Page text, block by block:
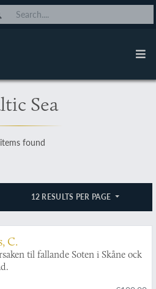
Sea
found
12 RESULTS PER PAGE
C.
til fallande Soten i Skåne ock